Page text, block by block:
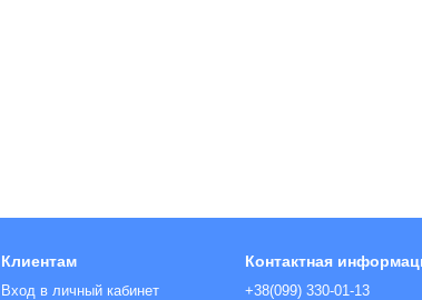
Клиентам
Вход в личный кабинет
Контактная
+38(099) 330-01-13